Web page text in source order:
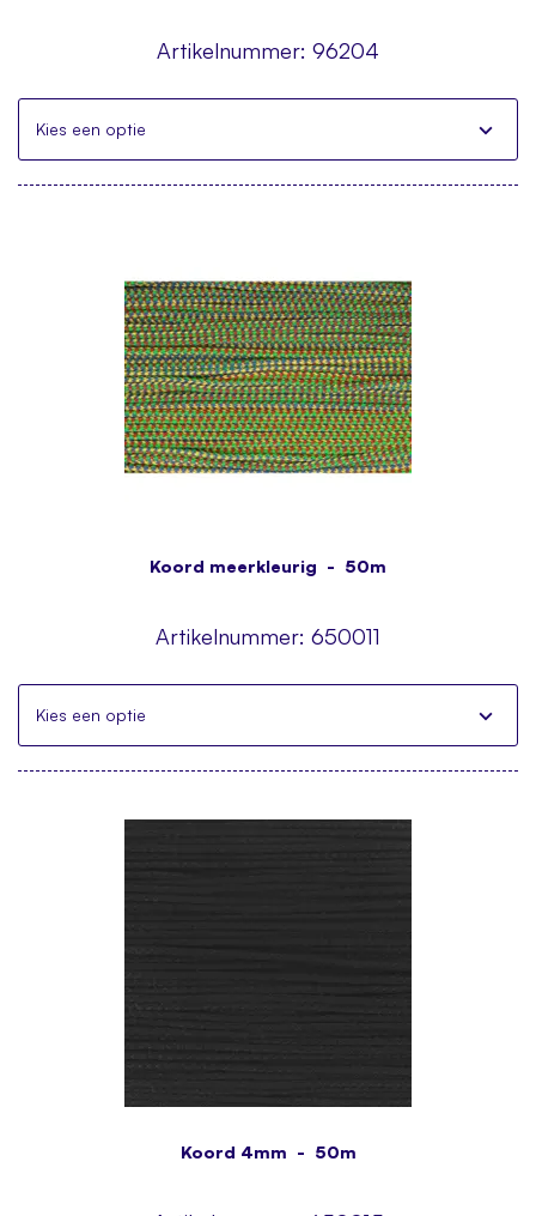
Artikelnummer: 96204
Kies een optie
Koord meerkleurig - 50m
Artikelnummer: 650011
Kies een optie
Koord 4mm - 50m